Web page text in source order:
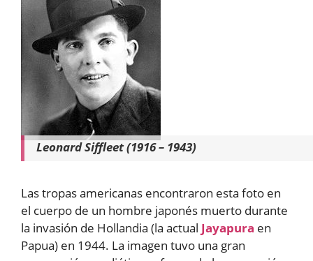
Leonard Siffleet (1916 – 1943)
Las tropas americanas encontraron esta foto en
el cuerpo de un hombre japonés muerto durante
la invasión de Hollandia (la actual Jayapura en
Papua) en 1944. La imagen tuvo una gran